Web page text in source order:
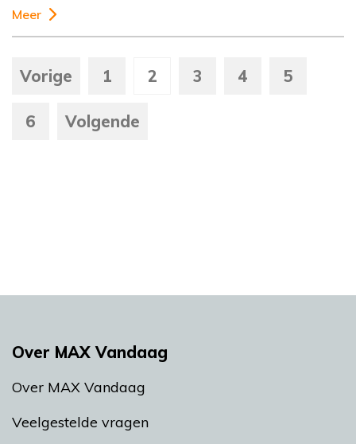
Meer
Vorige 1 2 3 4 5
6 Volgende
Over MAX Vandaag
Over MAX Vandaag
Veelgestelde vragen